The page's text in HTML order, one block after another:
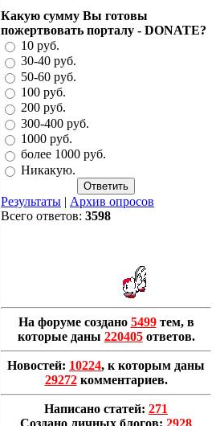
Какую сумму Вы готовы
пожертвовать порталу - DONATE?
10 руб.
30-40 руб.
50-60 руб.
100 руб.
200 руб.
300-400 руб.
1000 руб.
более 1000 руб.
Никакую.
Результаты | Архив опросов
Всего ответов: 3598
На форуме создано 5499тем, в
которые даны 220405ответов.
Новостей: 10224, к которым даны
29272комментариев.
Написано статей: 271
Создано личных блогов: 2928